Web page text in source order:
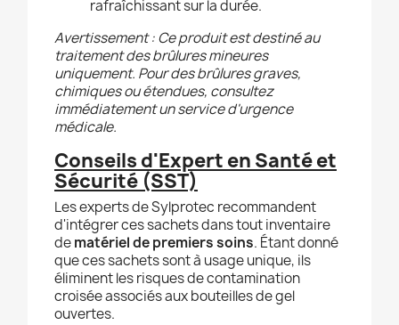
rafraîchissant sur la durée.
Avertissement : Ce produit est destiné au
traitement des brûlures mineures
uniquement. Pour des brûlures graves,
chimiques ou étendues, consultez
immédiatement un service d'urgence
médicale.
Conseils d'Expert en Santé et
Sécurité (SST)
Les experts de Sylprotec recommandent
d'intégrer ces sachets dans tout inventaire
dematériel de premiers soins. Étant donné
que ces sachets sont à usage unique, ils
éliminent les risques de contamination
croisée associés aux bouteilles de gel
ouvertes.